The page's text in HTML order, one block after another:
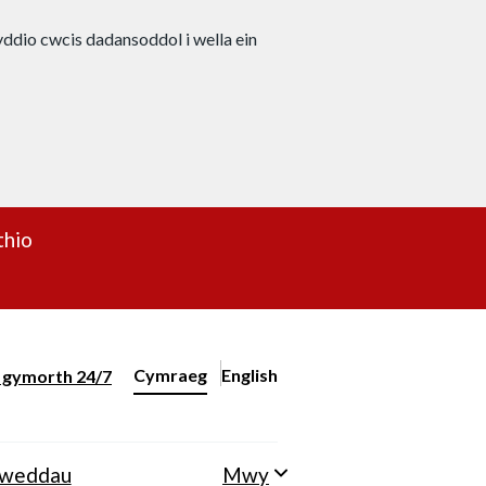
cwcis dadansoddol i wella ein
gymorth 24/7
Newid iaith y wefan
Cymraeg English
– Change the language to English
Mwy